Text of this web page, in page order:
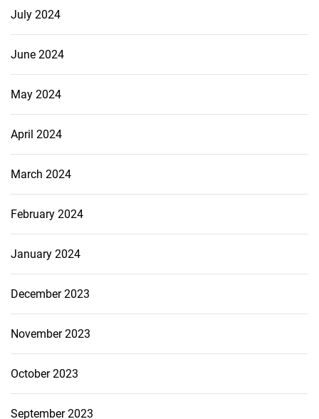
July 2024
June 2024
May 2024
April 2024
March 2024
February 2024
January 2024
December 2023
November 2023
October 2023
September 2023